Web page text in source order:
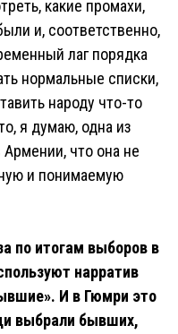
какие промахи,
и, соответственно,
лаг порядка
нормальные списки,
народу что-то
я думаю, одна из
что она не
и понимаемую
по итогам выборов в
нарратив
И в Гюмри это
выбрали бывших,